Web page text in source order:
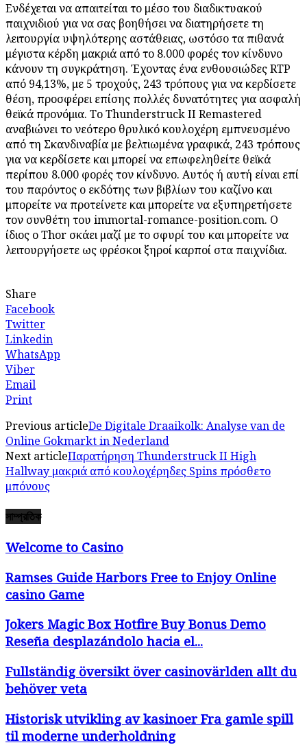
Ενδέχεται να απαιτείται το μέσο του διαδικτυακού
παιχνιδιού για να σας βοηθήσει να διατηρήσετε τη
λειτουργία υψηλότερης αστάθειας, ωστόσο τα πιθανά
μέγιστα κέρδη μακριά από το 8.000 φορές τον κίνδυνο
κάνουν τη συγκράτηση. Έχοντας ένα ενθουσιώδες RTP
από 94,13%, με 5 τροχούς, 243 τρόπους για να κερδίσετε
θέση, προσφέρει επίσης πολλές δυνατότητες για ασφαλή
θεϊκά προνόμια. Το Thunderstruck II Remastered
αναβιώνει το νεότερο θρυλικό κουλοχέρη εμπνευσμένο
από τη Σκανδιναβία με βελτιωμένα γραφικά, 243 τρόπους
για να κερδίσετε και μπορεί να επωφεληθείτε θεϊκά
περίπου 8.000 φορές τον κίνδυνο. Αυτός ή αυτή είναι επί
του παρόντος ο εκδότης των βιβλίων του καζίνο και
μπορείτε να προτείνετε και μπορείτε να εξυπηρετήσετε
τον συνθέτη του immortal-romance-position.com. Ο
ίδιος ο Thor σκάει μαζί με το σφυρί του και μπορείτε να
λειτουργήσετε ως φρέσκοι ξηροί καρποί στα παιχνίδια.
Share
Facebook
Twitter
Linkedin
WhatsApp
Viber
Email
Print
Previous articleDe Digitale Draaikolk: Analyse van de
Online Gokmarkt in Nederland
Next articleΠαρατήρηση Thunderstruck II High
Hallway μακριά από κουλοχέρηδες Spins πρόσθετο
μπόνους
সাম্প্রতিক
Welcome to Casino
Ramses Guide Harbors Free to Enjoy Online
casino Game
Jokers Magic Box Hotfire Buy Bonus Demo
Reseña desplazándolo hacia el...
Fullständig översikt över casinovärlden allt du
behöver veta
Historisk utvikling av kasinoer Fra gamle spill
til moderne underholdning